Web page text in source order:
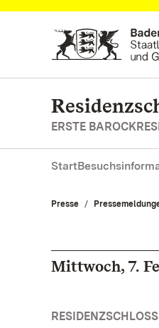
Zum Hauptinhalt springen
ERSTE
Start
Presse
Mittwoch, 7.